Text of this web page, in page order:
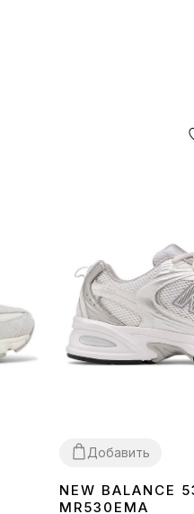
Добавить
3637 3839404142 43
NEW BALANCE
MR530EMA